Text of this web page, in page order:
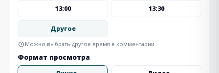
13:00 13:30
Другое
Можно выбрать другое время в комментарии.
Формат просмотра